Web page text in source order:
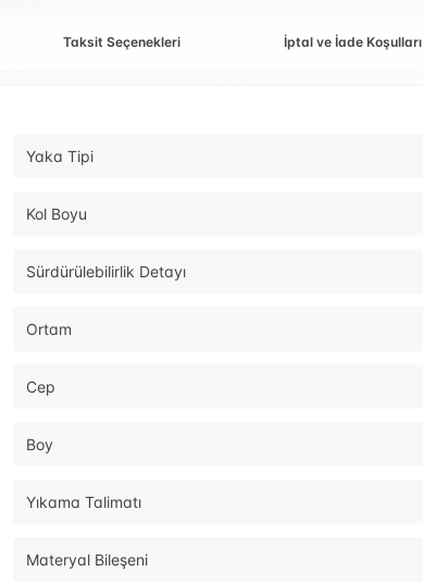
Taksit Seçenekleri İptal ve İade Koşulları
Yaka Tipi
Kol Boyu
Sürdürülebilirlik Detayı
Ortam
Cep
Boy
Yıkama Talimatı
Materyal Bileşeni